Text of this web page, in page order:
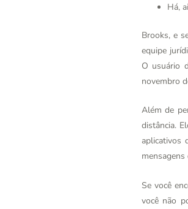
Há,
Brooks, e
equipe
O usuário
novembro
Além de
distância.
aplicativos
Se você
você não